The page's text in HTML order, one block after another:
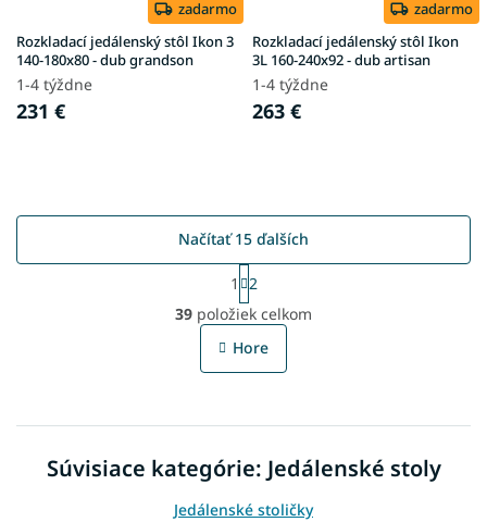
zadarmo
Rozkladací jedálenský stôl Ikon 3
140-180x80 - dub grandson
1-4 týždne
231 €
zadarmo
Rozkladací jedálenský stôl Ikon
3L 160-240x92 - dub artisan
1-4 týždne
263 €
O
v
l
c
e
r
Načítať 15 ďalších
S
t
r
á
n
a
e
1
2
39 položiek celkom
Hore
Súvisiace kategórie: Jedálenské stoly
Jedálenské stoličky